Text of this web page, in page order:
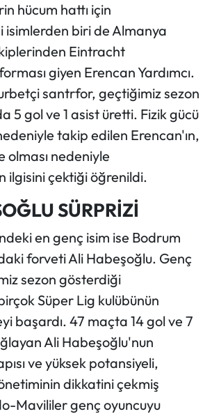
hücum hattı için
biri de Almanya
Eintracht
giyen Erencan Yardımcı.
santrfor, geçtiğimiz sezon
5 gol ve 1 asist üretti. Fizik gücü
takip edilen Erencan'ın,
olması nedeniyle
ilgisini çektiği öğrenildi.
SÜRPRİZİ
en genç isim ise Bodrum
forveti Ali Habeşoğlu. Genç
sezon gösterdiği
Süper Lig kulübünün
başardı. 47 maçta 14 gol ve 7
Ali Habeşoğlu'nun
ve yüksek potansiyeli,
dikkatini çekmiş
Mavililer genç oyuncuyu